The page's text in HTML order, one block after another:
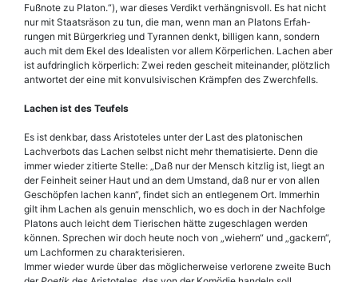
Fußnote zu Platon.“), war dieses Verdikt verhängnisvoll. Es hat nicht
nur mit Staatsräson zu tun, die man, wenn man an Platons Erfah­
rungen mit Bürgerkrieg und Tyrannen denkt, billigen kann, sondern
auch mit dem Ekel des Idealisten vor allem Körperlichen. Lachen aber
ist aufdringlich körperlich: Zwei reden gescheit miteinander, plötzlich
antwortet der eine mit konvulsivischen Krämpfen des Zwerchfells.
Lachen ist des Teufels
Es ist denkbar, dass Aristoteles unter der Last des platonischen
Lachverbots das Lachen selbst nicht mehr thematisierte. Denn die
immer wieder zitierte Stelle: „Daß nur der Mensch kitzlig ist, liegt an
der Feinheit seiner Haut und an dem Umstand, daß nur er von allen
Geschöpfen lachen kann“, findet sich an entlegenem Ort. Immerhin
gilt ihm Lachen als genuin menschlich, wo es doch in der Nachfolge
Platons auch leicht dem Tierischen hätte zugeschlagen werden
können. Sprechen wir doch heute noch von „wiehern“ und „gackern“,
um Lachformen zu charakterisieren.
Immer wieder wurde über das möglicherweise verlorene zweite Buch